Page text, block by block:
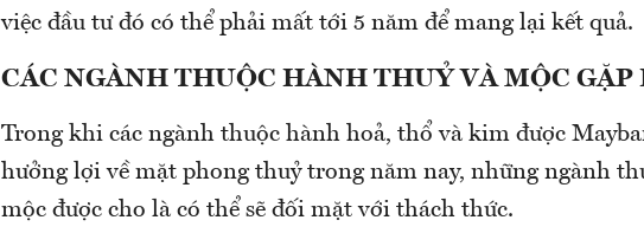
việc đầu tư đó có thể phải mất tới 5 năm để mang lại kết quả.
CÁC NGÀNH THUỘC HÀNH THUỶ VÀ MỘC GẶP
Trong khi các ngành thuộc hành hoả, thổ và kim được
hưởng lợi về mặt phong thuỷ trong năm nay, những ngành
mộc được cho là có thể sẽ đối mặt với thách thức.